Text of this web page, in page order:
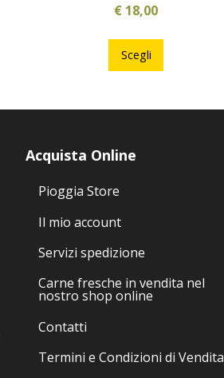
€ 18,00
Scegli
Questo
ha
varianti.
prodotto
Acquista Online
Pioggia Store
Il mio account
Servizi spedizione
Carne fresche in vendita nel
nostro shop online
Contatti
Termini e Condizioni di Vendita